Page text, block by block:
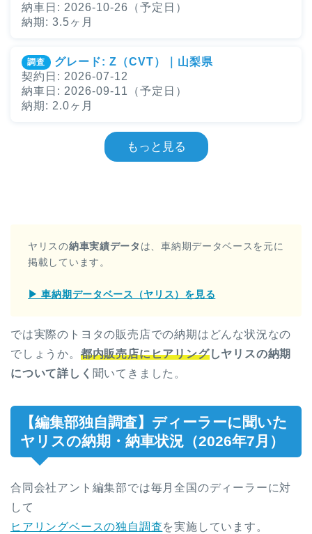
納車日: 2026-10-26（予定日）
納期: 3.5ヶ月
調査
グレード: Z（CVT）｜山梨県
契約日: 2026-07-12
納車日: 2026-09-11（予定日）
納期: 2.0ヶ月
もっと見る
ヤリスの納車実績データ は、車納期データベースを元に
掲載しています。
▶ 車納期データベース（ヤリス）を見る
では実際のトヨタの販売店での納期はどんな状況なの
でしょうか。 都内販売店にヒアリングしヤリスの納期
について詳しく 聞いてきました。
【編集部独自調査】ディーラーに聞いた
ヤリスの納期・納車状況（2026年7月）
合同会社アント編集部では毎月全国のディーラーに対
して
ヒアリングベースの独自調査を実施しています。